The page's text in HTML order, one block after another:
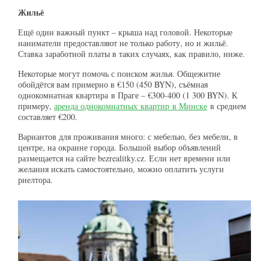
Жильё
Ещё один важный пункт – крыша над головой. Некоторые
наниматели предоставляют не только работу, но и жильё.
Ставка заработной платы в таких случаях, как правило, ниже.
Некоторые могут помочь с поиском жилья. Общежитие
обойдётся вам примерно в €150 (450 BYN), съёмная
однокомнатная квартира в Праге – €300-400 (1 300 BYN). К
примеру, аренда однокомнатных квартир в Минске в среднем
составляет €200.
Вариантов для проживания много: с мебелью, без мебели, в
центре, на окраине города. Большой выбор объявлений
размещается на сайте bezrealitky.cz. Если нет времени или
желания искать самостоятельно, можно оплатить услуги
риелтора.